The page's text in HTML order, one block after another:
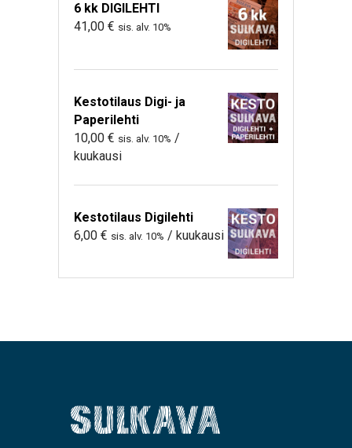
6 kk DIGILEHTI
41,00 € sis. alv. 10%
Kestotilaus Digi- ja
Paperilehti
10,00 € sis. alv. 10% /
kuukausi
Kestotilaus Digilehti
6,00 € sis. alv. 10% / kuukausi